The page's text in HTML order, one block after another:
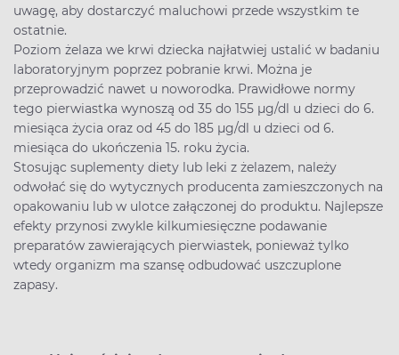
uwagę, aby dostarczyć maluchowi przede wszystkim te
ostatnie.
Poziom żelaza we krwi dziecka najłatwiej ustalić w badaniu
laboratoryjnym poprzez pobranie krwi. Można je
przeprowadzić nawet u noworodka. Prawidłowe normy
tego pierwiastka wynoszą od 35 do 155 µg/dl u dzieci do 6.
miesiąca życia oraz od 45 do 185 µg/dl u dzieci od 6.
miesiąca do ukończenia 15. roku życia.
Stosując suplementy diety lub leki z żelazem, należy
odwołać się do wytycznych producenta zamieszczonych na
opakowaniu lub w ulotce załączonej do produktu. Najlepsze
efekty przynosi zwykle kilkumiesięczne podawanie
preparatów zawierających pierwiastek, ponieważ tylko
wtedy organizm ma szansę odbudować uszczuplone
zapasy.